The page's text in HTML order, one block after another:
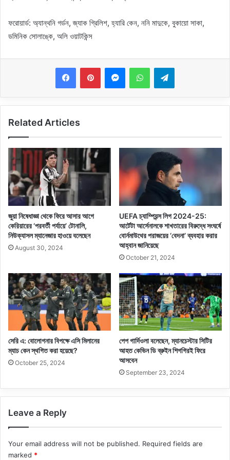
ফরোয়ার্ড: অ্যান্থনি গর্ডন, জ্যাক গ্রিলিশ, হ্যারি কেন, ননি মাদুকে, বুকায়ো সাকা,
ডমিনিক সোলাঙ্কে, অলি ওয়াটকিন্স
MessengerWhatsAppTelegram
Related Articles
জুয়া নিষেধাজ্ঞা থেকে ফিরে আসার আগে
কেরিয়ারের ‘পরবর্তী পর্যায়ে’ টোনালি,
নিউক্যাসল ম্যানেজার হাওয়ে বলেছেন
August 30, 2024
UEFA চ্যাম্পিয়ন্স লিগ 2024-25:
আর্টেটা আর্সেনালকে শাখতারের বিরুদ্ধে সংঘর্ষে
বোর্নমাউথের পরাজয়ের ‘বেদনা’ ব্যবহার করার
আহ্বান জানিয়েছে
October 21, 2024
সেরি এ: বোলোগনার বিপক্ষে এসি মিলানের
ম্যাচ কেন স্থগিত করা হয়েছে?
October 25, 2024
পেপ গার্দিওলা বলেছেন, ম্যানচেস্টার সিটির
আহত কেভিন ডি ব্রুইন শিগগিরই ফিরে
আসবেন
September 23, 2024
Leave a Reply
Your email address will not be published. Required fields are
marked *